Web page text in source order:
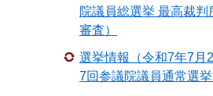
院議員総選挙 最高裁判
審査）
選挙情報（令和7年7月
7回参議院議員通常選挙